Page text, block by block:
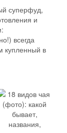
суперфуд,
и
всегда
купленный в